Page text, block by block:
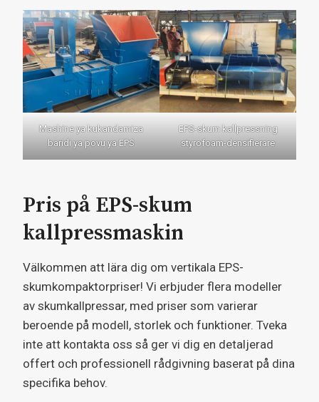
Mashine ya kukandamiza
baridi ya povu ya EPS
EPS-skum kallpressning
styrofoam-densifierare
Pris på EPS-skum
kallpressmaskin
Välkommen att lära dig om vertikala EPS-
skumkompaktorpriser! Vi erbjuder flera modeller
av skumkallpressar, med priser som varierar
beroende på modell, storlek och funktioner. Tveka
inte att kontakta oss så ger vi dig en detaljerad
offert och professionell rådgivning baserat på dina
specifika behov.